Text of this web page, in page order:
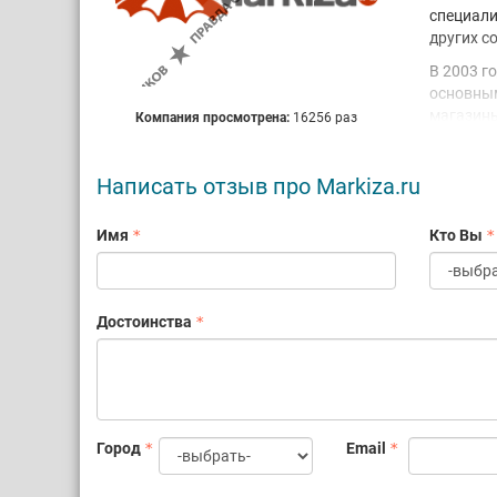
Компания просмотрена: 16256 раз
других
В 2003
что Вы
точку
десять
Написать отзыв про Markiza.ru
Имя Кто Вы
Достоинства
Город Email